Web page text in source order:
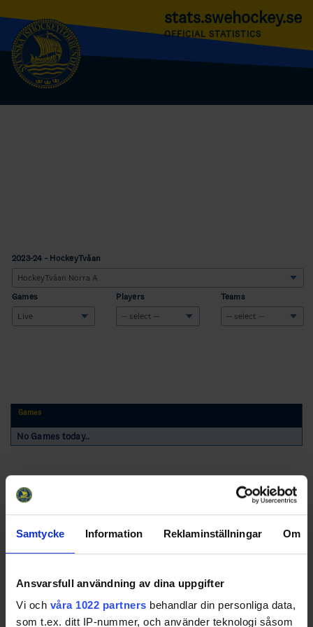
Samtycke Information Reklaminställningar Om
Ansvarsfull användning av dina uppgifter
Vi och våra 1022 partners behandlar din personliga data,
som t.ex. ditt IP-nummer, och använder teknologi såsom
stats.swehockey.se
OFFICIAL STATISTICS
2023-24 - HockeyTvåan
Games Players Teams
Games
No Games today..
Swehockey – Svenska Ishockeyförbundets officiella app
Swehockey ger dig tillgång till nyheter, livebevakning